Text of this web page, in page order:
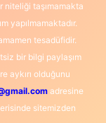
niteliği taşımamakta
yapılmamaktadır.
tesadüfidir.
bir bilgi paylaşım
aykırı olduğunu
adresine
sitemizden